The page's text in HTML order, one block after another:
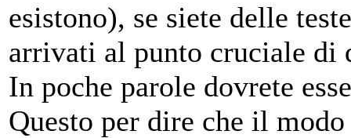
esistono), se siete delle
arrivati al punto cruciale di
In poche parole dovrete
Questo per dire che il